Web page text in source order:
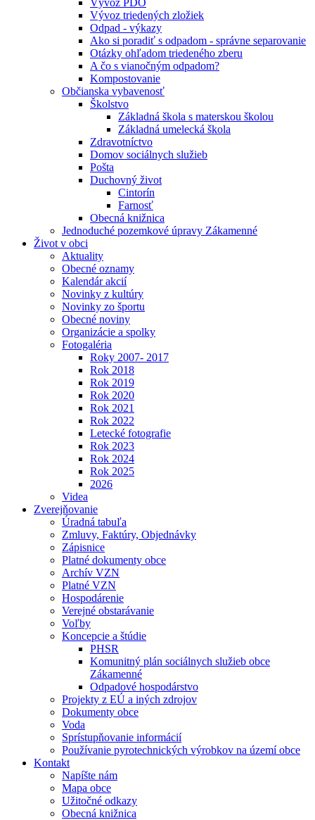
Vývoz PDO
Vývoz triedených zložiek
Odpad - výkazy
Ako si poradiť s odpadom - správne separovanie
Otázky ohľadom triedeného zberu
A čo s vianočným odpadom?
Kompostovanie
Občianska vybavenosť
Školstvo
Základná škola s materskou školou
Základná umelecká škola
Zdravotníctvo
Domov sociálnych služieb
Pošta
Duchovný život
Cintorín
Farnosť
Obecná knižnica
Jednoduché pozemkové úpravy Zákamenné
Život v obci
Aktuality
Obecné oznamy
Kalendár akcií
Novinky z kultúry
Novinky zo športu
Obecné noviny
Organizácie a spolky
Fotogaléria
Roky 2007- 2017
Rok 2018
Rok 2019
Rok 2020
Rok 2021
Rok 2022
Letecké fotografie
Rok 2023
Rok 2024
Rok 2025
2026
Videa
Zverejňovanie
Úradná tabuľa
Zmluvy, Faktúry, Objednávky
Zápisnice
Platné dokumenty obce
Archív VZN
Platné VZN
Hospodárenie
Verejné obstarávanie
Voľby
Koncepcie a štúdie
PHSR
Komunitný plán sociálnych služieb obce
Zákamenné
Odpadové hospodárstvo
Projekty z EÚ a iných zdrojov
Dokumenty obce
Voda
Sprístupňovanie informácií
Používanie pyrotechnických výrobkov na území obce
Kontakt
Napíšte nám
Mapa obce
Užitočné odkazy
Obecná knižnica